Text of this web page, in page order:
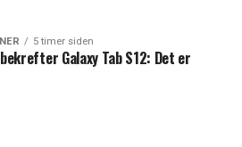
5 timer siden
Galaxy Tab S12: Det er